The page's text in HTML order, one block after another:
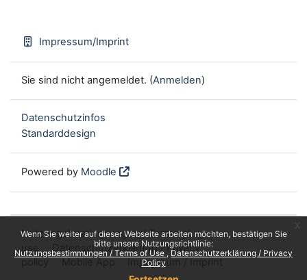
Wenn Sie weiter auf dieser Webseite arbeiten möchten, bestätigen Sie
bitte unsere Nutzungsrichtlinie:
Nutzungsbestimmungen / Terms of Use
Datenschutzerklärung / Privacy
Policy
Impressum/Imprint
Sie sind nicht angemeldet. (Anmelden)
Datenschutzinfos
Standarddesign
Powered by Moodle
Nutzungsbestimmungen / Terms of
use
Datenschutzerklärung / Privacy
policy
Mobile App Impressum / Imprint